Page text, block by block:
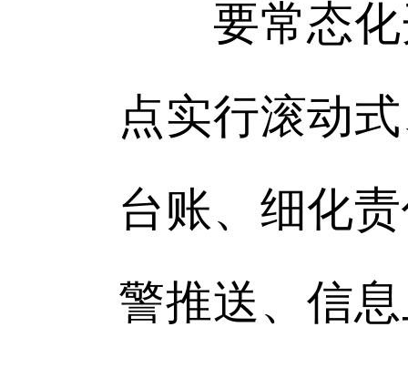
要常态化
点实行滚动
台账、细化
警推送、信